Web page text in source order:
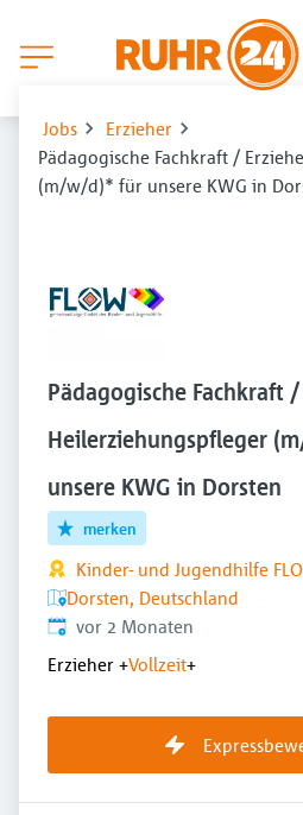
Jobs
Erzieher
Pädagogische Fachkraft /
(m/w/d)* für unsere KWG in
Pädagogische Fachkraft
Heilerziehungspfleger
unsere KWG in Dorsten
merken
Kinder- und Jugendhilfe
Dorsten, Deutschland
Veröffentlicht:
vor 2 Monaten
Erzieher +Vollzeit+